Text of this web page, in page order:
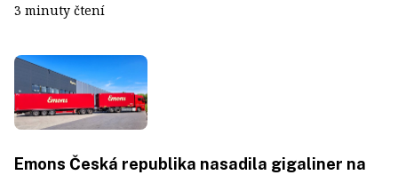
3 minuty čtení
Emons Česká republika nasadila gigaliner na